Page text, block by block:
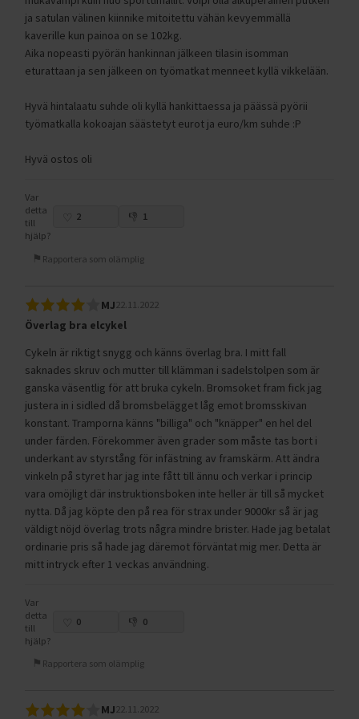
ja satulan välinen kiinnike mitoitettu vähän kevyemmällä
kaverille kun painoa on se 102kg.
Aika nopeasti pyörän hankinnan jälkeen tilasin isomman
eturattaan ja sen jälkeen on työmatkat menneet kyllä vikkelään.
Hyvä hintalaatu suhde oli kyllä hankittaessa ja päässä pyörii
työmatkalla kokoajan säästetyt eurot ja euro/km suhde :P
Hyvä ostos oli
Var
detta
till
hjälp?
2 1
Rapportera som olämplig
MJ 22.11.2022
Överlag bra elcykel
Cykeln är riktigt snygg och känns överlag bra. I mitt fall
saknades skruv och mutter till klämman i sadelstolpen som är
ganska väsentlig för att bruka cykeln. Bromsoket fram fick jag
justera in i sidled då bromsbelägget låg emot bromsskivan
konstant. Tramporna känns "billiga" och "knäpper" en hel del
under färden. Förekommer även grader som måste tas bort i
underkant av styrstång för infästning av framskärm. Att ändra
vinkeln på styret har jag inte fått till ännu och verkar i princip
vara omöjligt där instruktionsboken inte heller är till så mycket
nytta. Då jag köpte den på rea för strax under 9000kr så är jag
väldigt nöjd överlag trots några mindre brister. Hade jag betalat
ordinarie pris så hade jag däremot förväntat mig mer. Detta är
mitt intryck efter 1 veckas användning.
Var
detta
till
hjälp?
0 0
Rapportera som olämplig
MJ22.11.2022